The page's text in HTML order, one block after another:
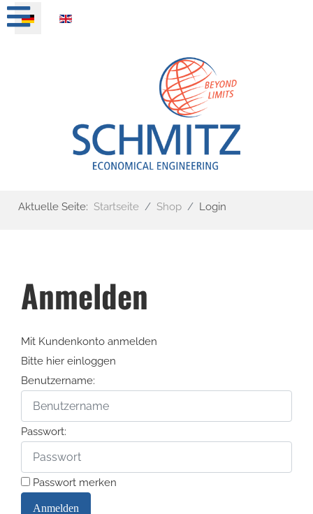
Sprache auswählen
Aktuelle Seite: Startseite Shop Login
Anmelden
Mit Kundenkonto anmelden
Bitte hier einloggen
Benutzername:
Passwort:
Passwort merken